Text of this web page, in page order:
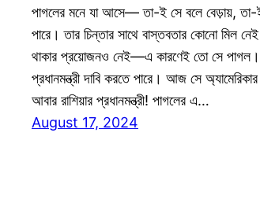
পাগলের মনে যা আসে— তা-ই সে বলে বেড়ায়, তা-
পারে। তার চিন্তার সাথে বাস্তবতার কোনো মিল
থাকার প্রয়োজনও নেই—এ কারণেই তো সে পাগল।
প্রধানমন্ত্রী দাবি করতে পারে। আজ সে অ্যামেরিকার
আবার রাশিয়ার প্রধানমন্ত্রী! পাগলের এ…
August 17, 2024